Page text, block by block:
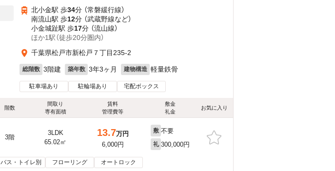
北小金駅 歩34分 （常磐緩行線）
南流山駅 歩12分 （武蔵野線など）
小金城趾駅 歩17分 （流山線）
ほか1駅（徒歩20分圏内）
千葉県松戸市新松戸７丁目235-2
総階数 3階建 築年数 3年3ヶ月 建物構造 軽量鉄骨
駐車場あり 駐輪場あり 宅配ボックス
階数
間取り
専有面積
賃料
管理費等
敷金
礼金
お気に入り
3階
3LDK
65.02㎡
13.7万円
6,000円
敷 不要
礼 300,000円
バス・トイレ別 フローリング オートロック